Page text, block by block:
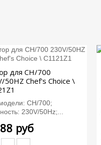
для CH/700
50HZ Chef's Choice \
CH/700;
230V/50Hz;...
руб